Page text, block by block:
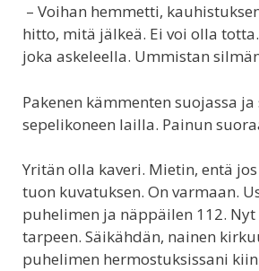
– Voihan hemmetti,
hitto, mitä jälkeä. Ei voi olla
joka askeleella. Ummistan
Pakenen kämmenten suojassa
sepelikoneen lailla. Painun
Yritän olla kaveri. Mietin, entä
tuon kuvatuksen. On varmaan.
puhelimen ja näppäilen 112.
tarpeen. Säikähdän, nainen
puhelimen hermostuksissani